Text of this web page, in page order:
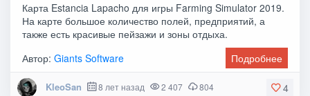
Карта Estancia Lapacho для игры Farming Simulator 2019.
На карте большое количество полей, предприятий, а
также есть красивые пейзажи и зоны отдыха.
Автор:Giants Software Подробнее
4
KleoSan 8 лет назад 2 407 804